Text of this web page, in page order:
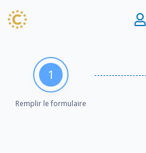
1
Remplir le formulaire